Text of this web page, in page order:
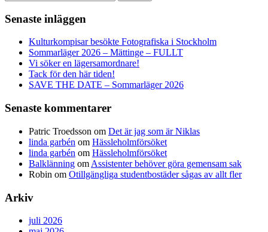
Senaste inläggen
Kulturkompisar besökte Fotografiska i Stockholm
Sommarläger 2026 – Mättinge – FULLT
Vi söker en lägersamordnare!
Tack för den här tiden!
SAVE THE DATE – Sommarläger 2026
Senaste kommentarer
Patric Troedsson om Det är jag som är Niklas
linda garbén om Hässleholmförsöket
linda garbén om Hässleholmförsöket
Balklänning om Assistenter behöver göra gemensam sak
Robin om Otillgängliga studentbostäder sågas av allt fler
Arkiv
juli 2026